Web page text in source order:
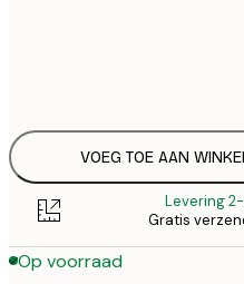
VOEG TOE AAN
Levering
Gratis
Op voorraad